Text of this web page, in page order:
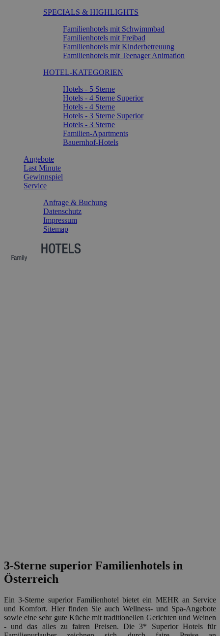
SPECIALS & HIGHLIGHTS
Familienhotels mit Schwimmbad
Familienhotels mit Freibad
Familienhotels mit Kinderbetreuung
Familienhotels mit Teenager Animation
HOTEL-KATEGORIEN
Hotels - 5 Sterne
Hotels - 4 Sterne Superior
Hotels - 4 Sterne
Hotels - 3 Sterne Superior
Hotels - 3 Sterne
Familien-Apartments
Bauernhof-Hotels
Angebote
Last Minute
Gewinnspiel
Service
Anfrage & Buchung
Datenschutz
Impressum
Sitemap
3-Sterne superior Familienhotels in
Österreich
Ein 3-Sterne superior Familienhotel bietet ein MEHR an Service
und Komfort. Hier finden Sie auch Wellness- und Spa-Angebote
sowie eine sehr gute Küche mit traditionellen Gerichten und Weinen
- und das alles zu fairen Preisen. Die 3* Superior Hotels für